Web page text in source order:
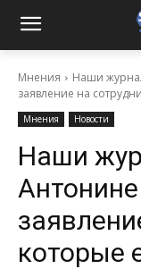
Мнения
Наши
заявление на
Мнения Новости
Наши
которые